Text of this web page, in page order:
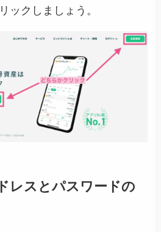
ックしましょう。
レスとパスワードの